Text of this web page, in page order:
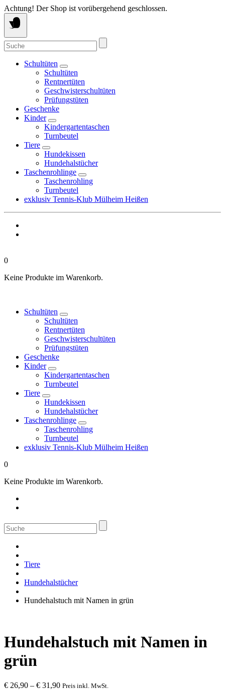
Springe
zum
Inhalt
Achtung! Der Shop ist vorübergehend geschlossen.
Suche
nach:
Schultüten
Schultüten
Rentnertüten
Geschwisterschultüten
Prüfungstüten
Geschenke
Kinder
Kindergartentaschen
Turnbeutel
Tiere
Hundekissen
Hundehalstücher
Taschenrohlinge
Taschenrohling
Turnbeutel
exklusiv Tennis-Klub Mülheim Heißen
0
Keine Produkte im Warenkorb.
Schultüten
Schultüten
Rentnertüten
Geschwisterschultüten
Prüfungstüten
Geschenke
Kinder
Kindergartentaschen
Turnbeutel
Tiere
Hundekissen
Hundehalstücher
Taschenrohlinge
Taschenrohling
Turnbeutel
exklusiv Tennis-Klub Mülheim Heißen
0
Keine Produkte im Warenkorb.
Suche
nach:
Tiere
Hundehalstücher
Hundehalstuch mit Namen in grün
Hundehalstuch mit Namen in
grün
€ 26,90 – € 31,90 Preis inkl. MwSt.